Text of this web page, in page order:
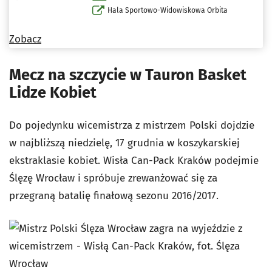
Hala Sportowo-Widowiskowa Orbita
Zobacz
Mecz na szczycie w Tauron Basket
Lidze Kobiet
Do pojedynku wicemistrza z mistrzem Polski dojdzie
w najbliższą niedzielę, 17 grudnia w koszykarskiej
ekstraklasie kobiet. Wisła Can-Pack Kraków podejmie
Ślęzę Wrocław i spróbuje zrewanżować się za
przegraną batalię finałową sezonu 2016/2017.